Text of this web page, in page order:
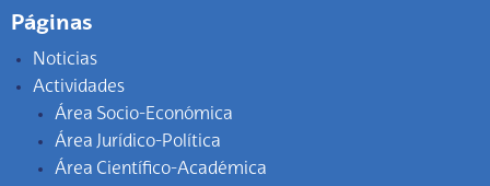
Páginas
Noticias
Actividades
Área Socio-Económica
Área Jurídico-Política
Área Científico-Académica